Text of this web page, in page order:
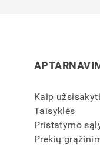
Kaip
Taisyklės
Pristatymo
Prekių